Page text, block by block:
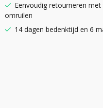
Eenvoudig retourneren
omruilen
14 dagen bedenktijd en 6